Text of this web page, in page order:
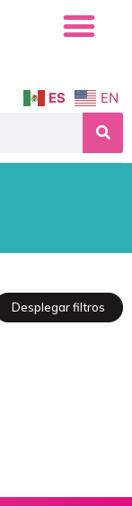
ES EN
Desplegar filtros